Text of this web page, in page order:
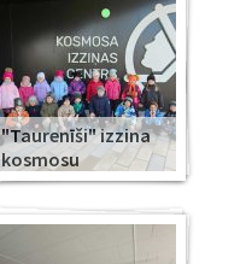
"Taurenīši" izzina
kosmosu